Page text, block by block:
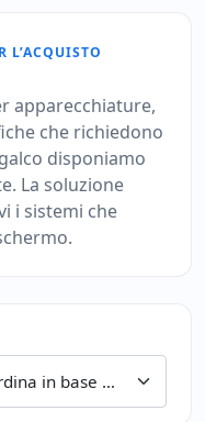
L’ACQUISTO
apparecchiature,
che richiedono
disponiamo
La soluzione
i sistemi che